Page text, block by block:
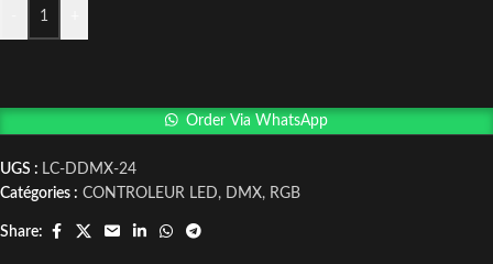
Order Via WhatsApp
UGS : LC-DDMX-24
Catégories : CONTROLEUR LED, DMX, RGB
Share: